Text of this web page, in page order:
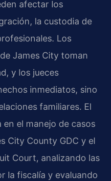
afectar los
la custodia de
Los
James City toman
y los jueces
inmediatos, sino
familiares. El
el manejo de casos
City County GDC y el
Court, analizando las
la fiscalía y evaluando